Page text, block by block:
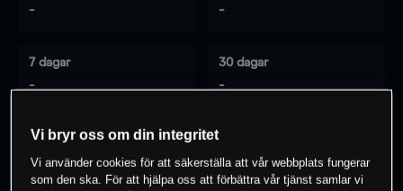
- -
7 dagar
-
30 dagar
-
0% av kunderna har enposition i detta
Vi bryr oss om din integritet
Vi använder cookies för att säkerställa att vår webbplats fungerar
som den ska. För att hjälpa oss att förbättra vår tjänst samlar vi